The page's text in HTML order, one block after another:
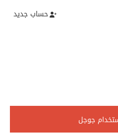
حساب جديد
جوجل